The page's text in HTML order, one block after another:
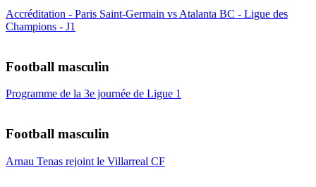
Accréditation - Paris Saint-Germain vs Atalanta BC - Ligue des
Champions - J1
Football masculin
Programme de la 3e journée de Ligue 1
Football masculin
Arnau Tenas rejoint le Villarreal CF